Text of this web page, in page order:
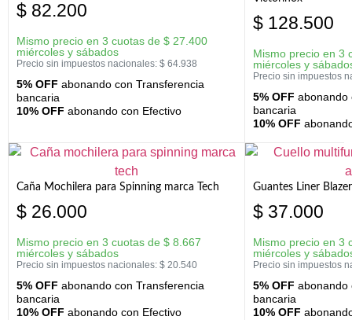
$ 82.200
Mismo precio en 3 cuotas de $ 27.400
miércoles y sábados
Precio sin impuestos nacionales: $ 64.938
5% OFF abonando con Transferencia
bancaria
10% OFF abonando con Efectivo
$ 128.500
Mismo precio en 3
miércoles y
Precio sin impuestos
5% OFF abonando
bancaria
10% OFF
Caña Mochilera para Spinning marca Tech
$ 26.000
Mismo precio en 3 cuotas de $ 8.667
miércoles y sábados
Precio sin impuestos nacionales: $ 20.540
5% OFF abonando con Transferencia
bancaria
10% OFF abonando con Efectivo
Guantes Liner
$ 37.000
Mismo precio en 3
miércoles y
Precio sin impuestos
5% OFF abonando
bancaria
10% OFF